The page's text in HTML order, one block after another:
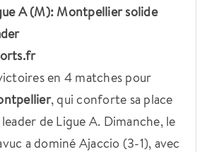
A (M): Montpelliersolide
en 4 matches pour
, qui conforte sa place
de Ligue A. Dimanche, le
a dominé Ajaccio (3-1), avec